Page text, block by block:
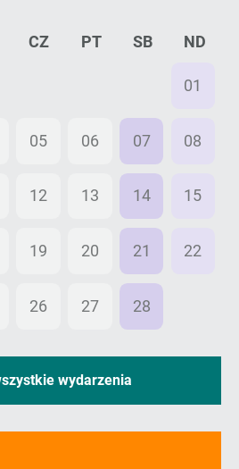
CZ PT SB ND
01
05 06 07 08
12 13 14 15
19 20 21 22
26 27 28
wydarzenia